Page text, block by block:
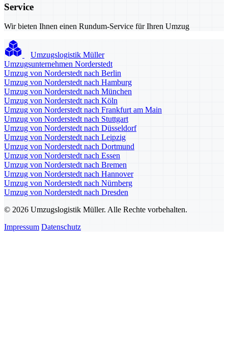
Service
Wir bieten Ihnen einen Rundum-Service für Ihren Umzug
Umzugslogistik Müller
Umzugsunternehmen Norderstedt
Umzug von Norderstedt nach Berlin
Umzug von Norderstedt nach Hamburg
Umzug von Norderstedt nach München
Umzug von Norderstedt nach Köln
Umzug von Norderstedt nach Frankfurt am Main
Umzug von Norderstedt nach Stuttgart
Umzug von Norderstedt nach Düsseldorf
Umzug von Norderstedt nach Leipzig
Umzug von Norderstedt nach Dortmund
Umzug von Norderstedt nach Essen
Umzug von Norderstedt nach Bremen
Umzug von Norderstedt nach Hannover
Umzug von Norderstedt nach Nürnberg
Umzug von Norderstedt nach Dresden
© 2026 Umzugslogistik Müller. Alle Rechte vorbehalten.
Impressum Datenschutz